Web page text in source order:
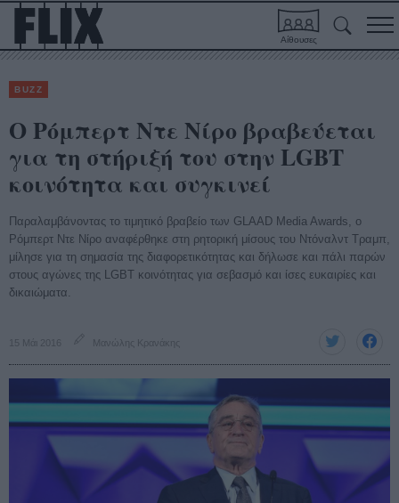
Αίθουσες
BUZZ
Ο Ρόμπερτ Ντε Νίρο βραβεύεται
για τη στήριξή του στην LGBT
κοινότητα και συγκινεί
Παραλαμβάνοντας το τιμητικό βραβείο των GLAAD Media Awards, o
Ρόμπερτ Ντε Νίρο αναφέρθηκε στη ρητορική μίσους του Ντόναλντ Τραμπ,
μίλησε για τη σημασία της διαφορετικότητας και δήλωσε και πάλι παρών
στους αγώνες της LGBT κοινότητας για σεβασμό και ίσες ευκαιρίες και
δικαιώματα.
15 Μάι 2016 Μανώλης Κρανάκης